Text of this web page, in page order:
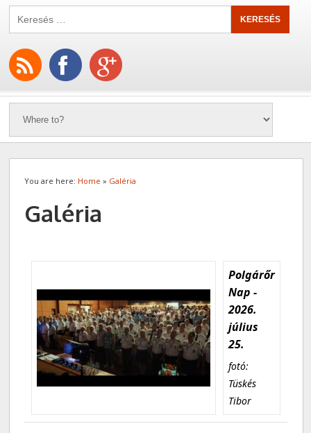
You are here: Home » Galéria
Galéria
Polgárőr
Nap -
2026.
július
25.
fotó:
Tüskés
Tibor